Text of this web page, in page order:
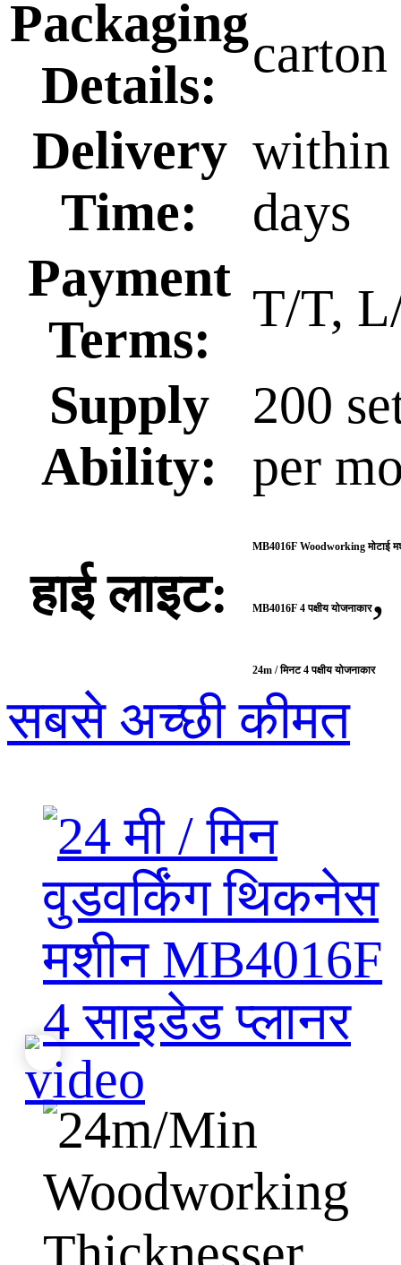
Packaging
Details:
carton
Delivery
Time:
within
days
Payment
Terms:
T/T,
Supply
Ability:
200
per
हाई लाइट:
MB4016F Woodworking मोटाई
MB4016F 4 पक्षीय योजनाकार,
24m / मिनट 4 पक्षीय योजनाकार
सबसे अच्छी कीमत